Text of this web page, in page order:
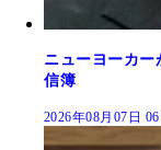
ニューヨーカ
信簿
2026年08月07日